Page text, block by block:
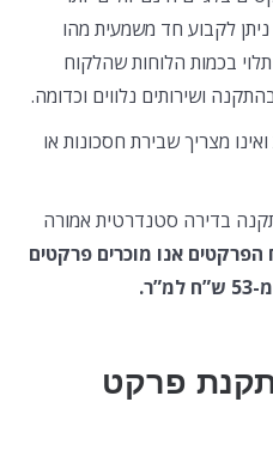
לקבוע חד משמעית מהו
בכמות הלוחות שהלקוח
ושירותים נלווים וכדומה.
מצריך שבירת חסכונות או
בדירה סטנדרטית אמורה
אנו מוכרים פרקטים
פרקט